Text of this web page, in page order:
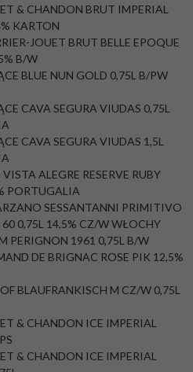
& CHANDON BRUT IMPERIAL
KARTON
JOUET BRUT BELLE EPOQUE
B/W
BLUE NUN GOLD 0,75L B/PW
CAVA SEGURA VIUDAS 0,75L
CAVA SEGURA VIUDAS 1,5L
ALEGRE RESERVE RUBY
PORTUGALIA
SESSANTANNI PRIMITIVO
0,75L 14,5% CZ/W WŁOCHY
PERIGNON 1961 0,75L B/W
DE BRIGNAC ROSE PIK 12,5%
BLAUFRANKISCH M CZ/W 0,75L
& CHANDON ICE IMPERIAL
& CHANDON ICE IMPERIAL